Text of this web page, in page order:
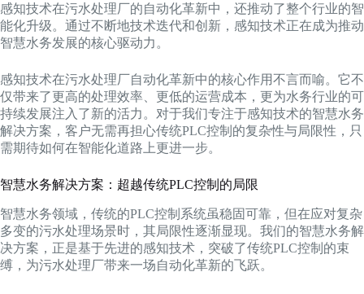
感知技术在污水处理厂的自动化革新中，还推动了整个行业的智
能化升级。通过不断地技术迭代和创新，感知技术正在成为推动
智慧水务发展的核心驱动力。
感知技术在污水处理厂自动化革新中的核心作用不言而喻。它不
仅带来了更高的处理效率、更低的运营成本，更为水务行业的可
持续发展注入了新的活力。对于我们专注于感知技术的智慧水务
解决方案，客户无需再担心传统PLC控制的复杂性与局限性，只
需期待如何在智能化道路上更进一步。
智慧水务解决方案：超越传统PLC控制的局限
智慧水务领域，传统的PLC控制系统虽稳固可靠，但在应对复杂
多变的污水处理场景时，其局限性逐渐显现。我们的智慧水务解
决方案，正是基于先进的感知技术，突破了传统PLC控制的束
缚，为污水处理厂带来一场自动化革新的飞跃。